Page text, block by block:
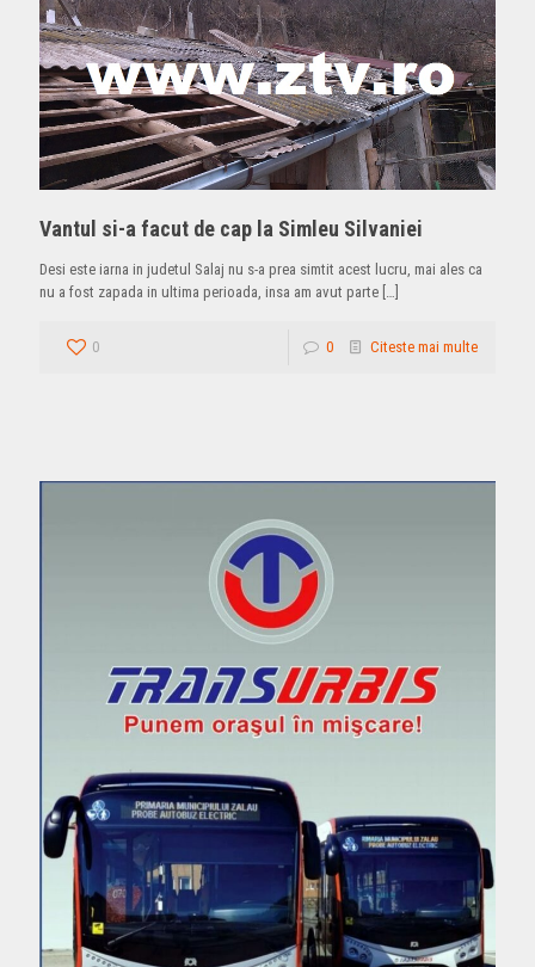
Vantul si-a facut de cap la Simleu Silvaniei
Desi este iarna in judetul Salaj nu s-a prea simtit acest lucru, mai ales ca
nu a fost zapada in ultima perioada, insa am avut parte […]
0 0 Citeste mai multe